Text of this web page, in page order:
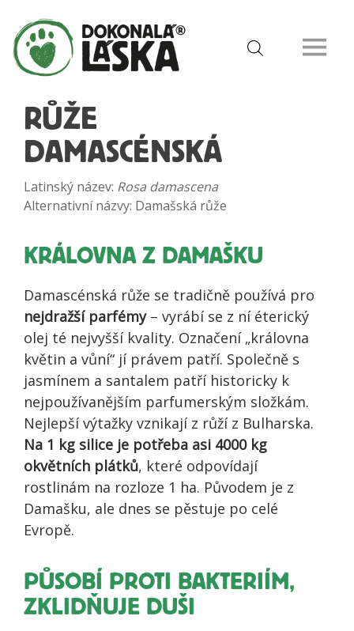
RŮŽE
DAMASCÉNSKÁ
Latinský název: Rosa damascena
Alternativní názvy: Damašská růže
KRÁLOVNA Z DAMAŠKU
Damascénská růže se tradičně používá pro
nejdražší parfémy– vyrábí se z ní éterický
olej té nejvyšší kvality. Označení „královna
květin a vůní“ jí právem patří. Společně s
jasmínem a santalem patří historicky k
nejpoužívanějším parfumerským složkám.
Nejlepší výtažky vznikají z růží z Bulharska.
Na 1 kg silice je potřeba asi 4000 kg
okvětních plátků, které odpovídají
rostlinám na rozloze 1 ha. Původem je z
Damašku, ale dnes se pěstuje po celé
Evropě.
PŮSOBÍ PROTI BAKTERIÍM,
ZKLIDŇUJE DUŠI